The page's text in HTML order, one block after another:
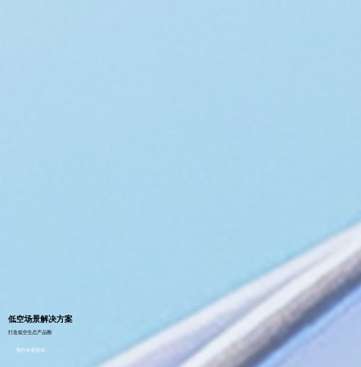
低空场景解决方案
打造低空生态产品圈
预约专家咨询